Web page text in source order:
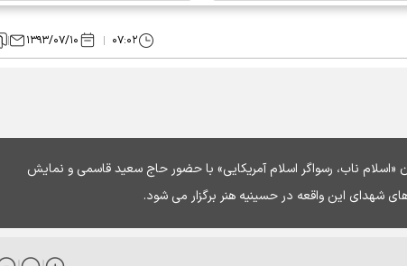
۰۷:۰۲ ۱۳۹۳/۰۷/۱۰
شهدای حج خونین سال 66 با عنوان «اسلام ناب، رسواگر اسلام آمریکایی» با حضور حاج سعید قاسمی و نمایش
شهدای این واقعه در حسینیه هنر برگزار می شود.